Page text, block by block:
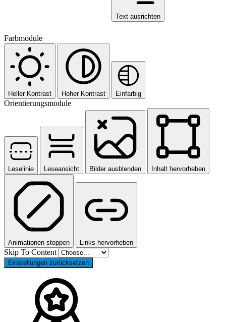
Text ausrichten
Farbmodule
Heller Kontrast Hoher Kontrast Einfarbig
Orientierungsmodule
Leselinie Leseansicht Bilder ausblenden Inhalt hervorheben
Animationen stoppen Links hervorheben
Skip To Content
Einstellungen zurücksetzen